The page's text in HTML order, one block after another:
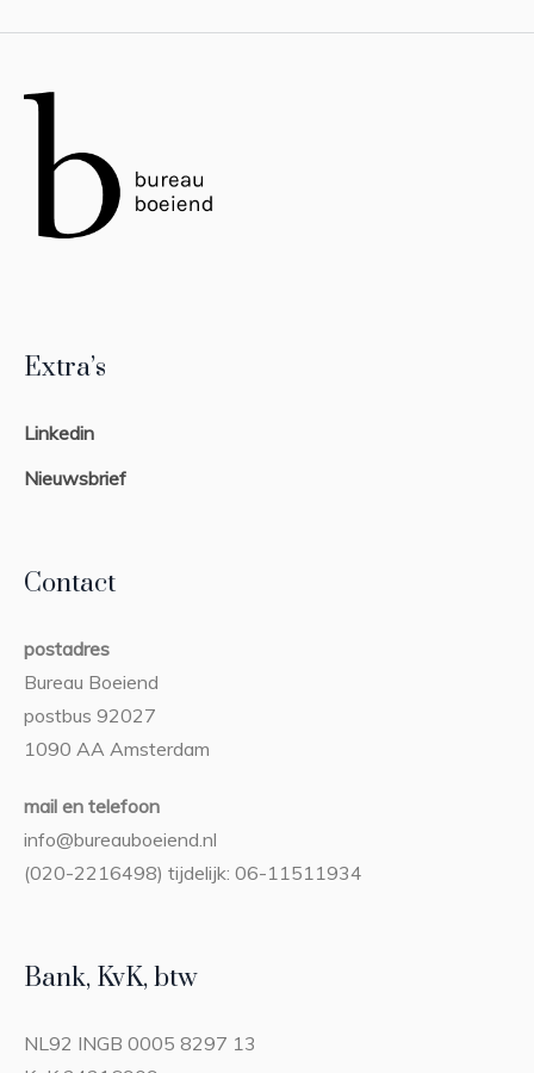
Extra’s
Linkedin
Nieuwsbrief
Contact
postadres
Bureau Boeiend
postbus 92027
1090 AA Amsterdam
mail en telefoon
info@bureauboeiend.nl
(020-2216498) tijdelijk: 06-11511934
Bank, KvK, btw
NL92 INGB 0005 8297 13